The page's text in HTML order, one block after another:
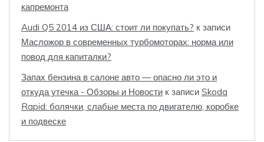
капремонта
Audi Q5 2014 из США: стоит ли покупать? к записи
Масложор в современных турбомоторах: норма или
повод для капиталки?
Запах бензина в салоне авто — опасно ли это и
откуда утечка - Обзоры и Новости к записи Skoda
Rapid: болячки, слабые места по двигателю, коробке
и подвеске